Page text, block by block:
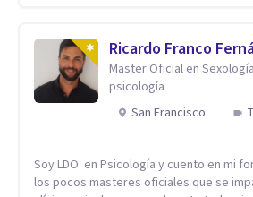
Ricardo Franco
Master Oficial en
psicología
San Francisco
Soy LDO. en Psicología y cuento en mi
los pocos masteres oficiales que se